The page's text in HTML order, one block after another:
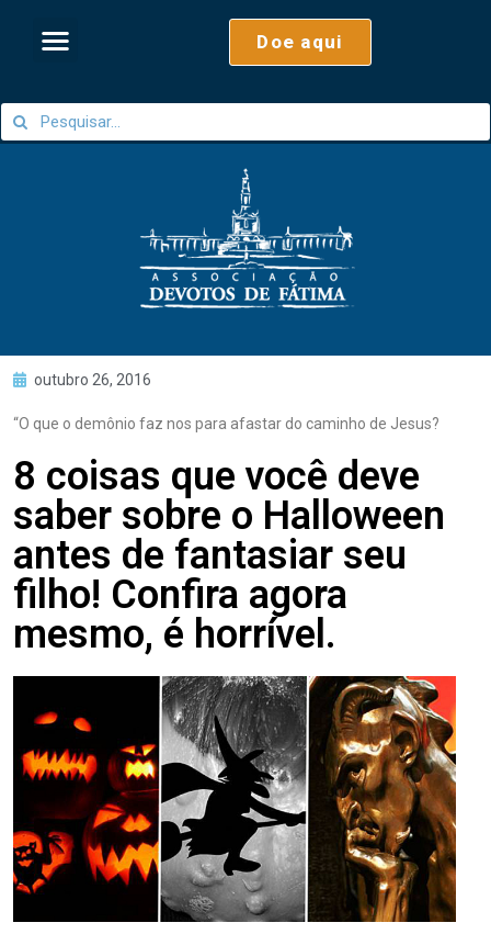
Doe aqui
outubro 26, 2016
“O que o demônio faz nos para afastar do caminho de Jesus?
8 coisas que você deve
saber sobre o Halloween
antes de fantasiar seu
filho! Confira agora
mesmo, é horrível.